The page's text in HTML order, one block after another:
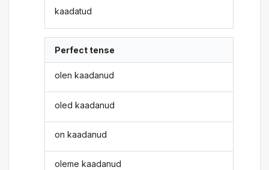
kaadatud
Perfect tense
olen kaadanud
oled kaadanud
on kaadanud
oleme kaadanud